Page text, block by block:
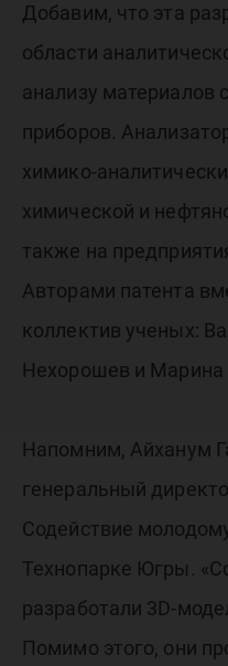
Добавим, что эта
области
анализу материалов
приборов.
химико-
химической и
также на
Авторами патента
коллектив ученых:
Нехорошев и
Напомним, Айханум
генеральный
Содействие
Технопарке Югры.
разработали 3D-
Помимо этого, они